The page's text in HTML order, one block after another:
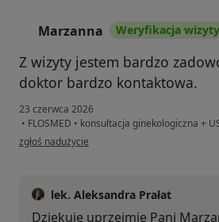
Marzanna Weryfikacja wizyty
Z wizyty jestem bardzo
doktor bardzo kontaktowa.
23 czerwca 2026
• FLOSMED • konsultacja ginekologiczna +
w opinii użytkownika Marzanna
zgłoś nadużycie
lek. Aleksandra Prałat
Dziękuję uprzejmie Pani